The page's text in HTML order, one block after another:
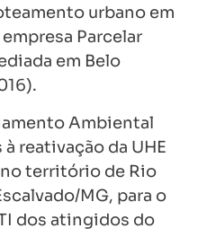
urbano em
Parcelar
em Belo
Ambiental
reativação da UHE
território de Rio
MG, para o
dos atingidos do